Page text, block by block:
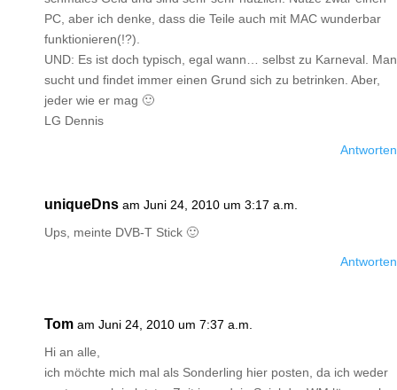
PC, aber ich denke, dass die Teile auch mit MAC wunderbar
funktionieren(!?).
UND: Es ist doch typisch, egal wann… selbst zu Karneval. Man
sucht und findet immer einen Grund sich zu betrinken. Aber,
jeder wie er mag 🙂
LG Dennis
Antworten
uniqueDns am Juni 24, 2010 um 3:17 a.m.
Ups, meinte DVB-T Stick 🙂
Antworten
Tom am Juni 24, 2010 um 7:37 a.m.
Hi an alle,
ich möchte mich mal als Sonderling hier posten, da ich weder